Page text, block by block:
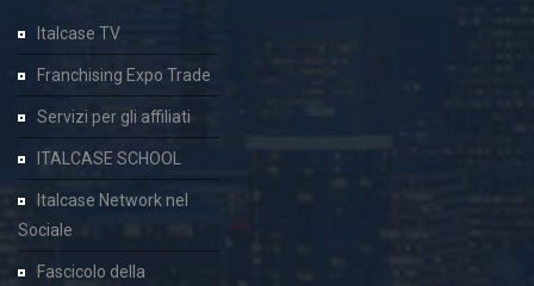
Italcase TV
Franchising Expo Trade
Servizi per gli affiliati
ITALCASE SCHOOL
Italcase Network nel
Sociale
Fascicolo della